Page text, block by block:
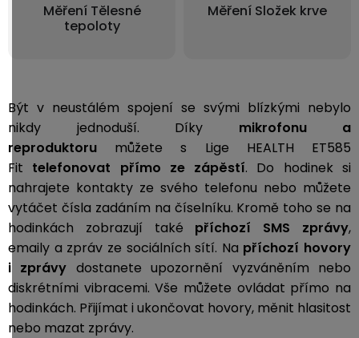
Měření Tělesné
tepoloty
Měření Složek krve
Být v neustálém spojení se svými blízkými nebylo
nikdy jednoduší. Díky mikrofonu a
reproduktoru můžete s Lige HEALTH ET585
Fit telefonovat přímo ze zápěstí. Do hodinek si
nahrajete kontakty ze svého telefonu nebo můžete
vytáčet čísla zadáním na číselníku. Kromě toho se na
hodinkách zobrazují také příchozí SMS zprávy,
emaily a zpráv ze sociálních sítí. Na příchozí hovory
i zprávy dostanete upozornění vyzváněním nebo
diskrétními vibracemi. Vše můžete ovládat přímo na
hodinkách. Přijímat i ukončovat hovory, měnit hlasitost
nebo mazat zprávy.